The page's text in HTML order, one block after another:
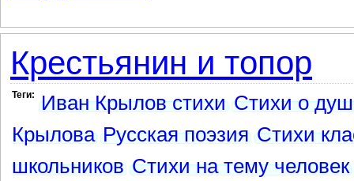
Крестьянин и топор
Теги: Иван Крылов стихи Стихи о
Крылова Русская поэзия Стихи
школьников Стихи на тему человек